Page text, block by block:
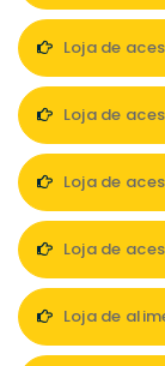
Loja de
Loja de
Loja de
Loja de
Loja de